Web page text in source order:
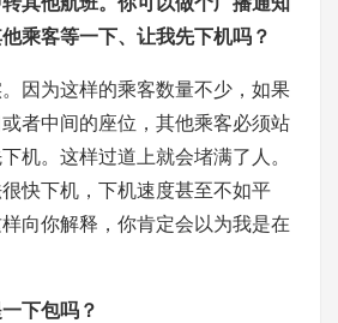
乘客等一下、让我先下机吗？
为这样的乘客数量不少，如果
者中间的座位，其他乘客必须站
机。这样过道上就会堵满了人。
快下机，下机速度甚至不如平
向你解释，你肯定会以为我是在
下包吗？